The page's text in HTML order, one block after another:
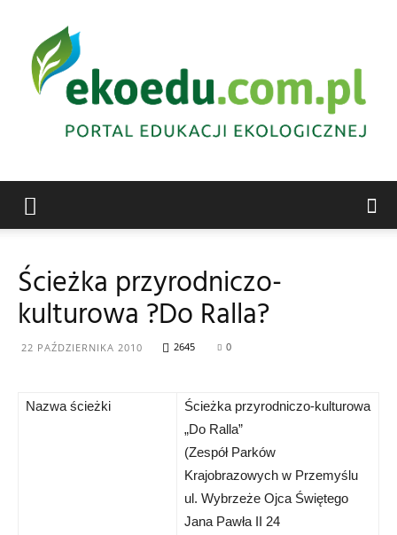
ekologiczna
Ścieżka przyrodniczo-
kulturowa ?Do Ralla?
22 PAŹDZIERNIKA 2010 2645 0
Nazwa ścieżki
Ścieżka przyrodniczo-kulturowa
„Do Ralla”
(Zespół Parków
Krajobrazowych w Przemyślu
ul. Wybrzeże Ojca Świętego
Jana Pawła II 24